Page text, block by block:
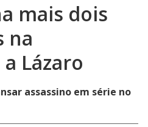
mais dois
na
Lázaro
assassino em série no